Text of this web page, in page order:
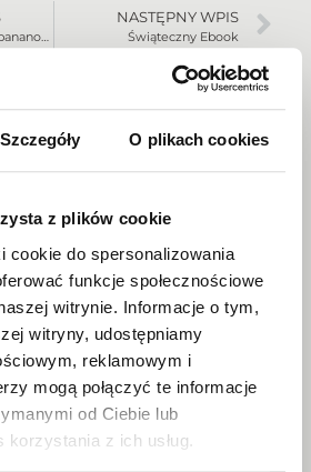
Szczegóły O plikach cookies
z plików cookie
cookie do spersonalizowania
funkcje społecznościowe
witrynie. Informacje o tym,
witryny, udostępniamy
reklamowym i
mogą połączyć te informacje
od Ciebie lub
z ich usług.
NASTĘPNY WPIS
Świąteczny Ebook